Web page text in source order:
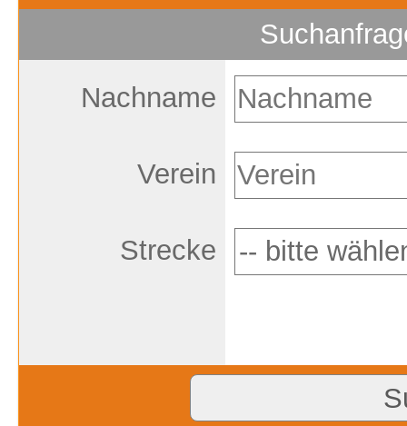
Nachname
Verein
Strecke